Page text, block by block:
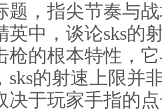
题，指尖节奏与
英中，谈论sks的
枪的根本特性，
sks的射速上限并
决于玩家手指的